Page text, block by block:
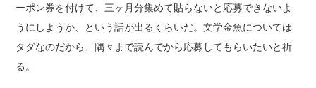
ーポン券を付けて、三ヶ月分集めて貼らないと応募できないよ
うにしようか、という話が出るくらいだ。文学金魚については
タダなのだから、隅々まで読んでから応募してもらいたいと祈
る。